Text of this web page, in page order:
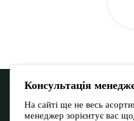
068 900 12-13